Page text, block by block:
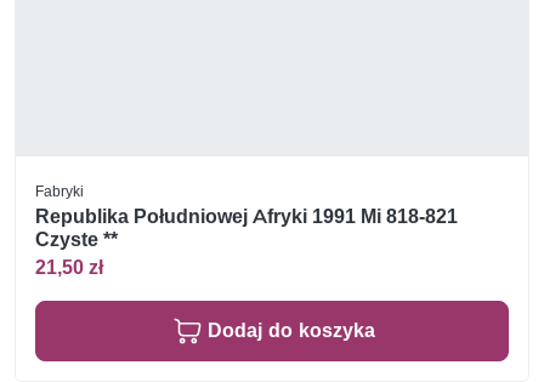
Fabryki
Republika Południowej Afryki 1991 Mi 818-821
Czyste **
21,50 zł
Dodaj do koszyka